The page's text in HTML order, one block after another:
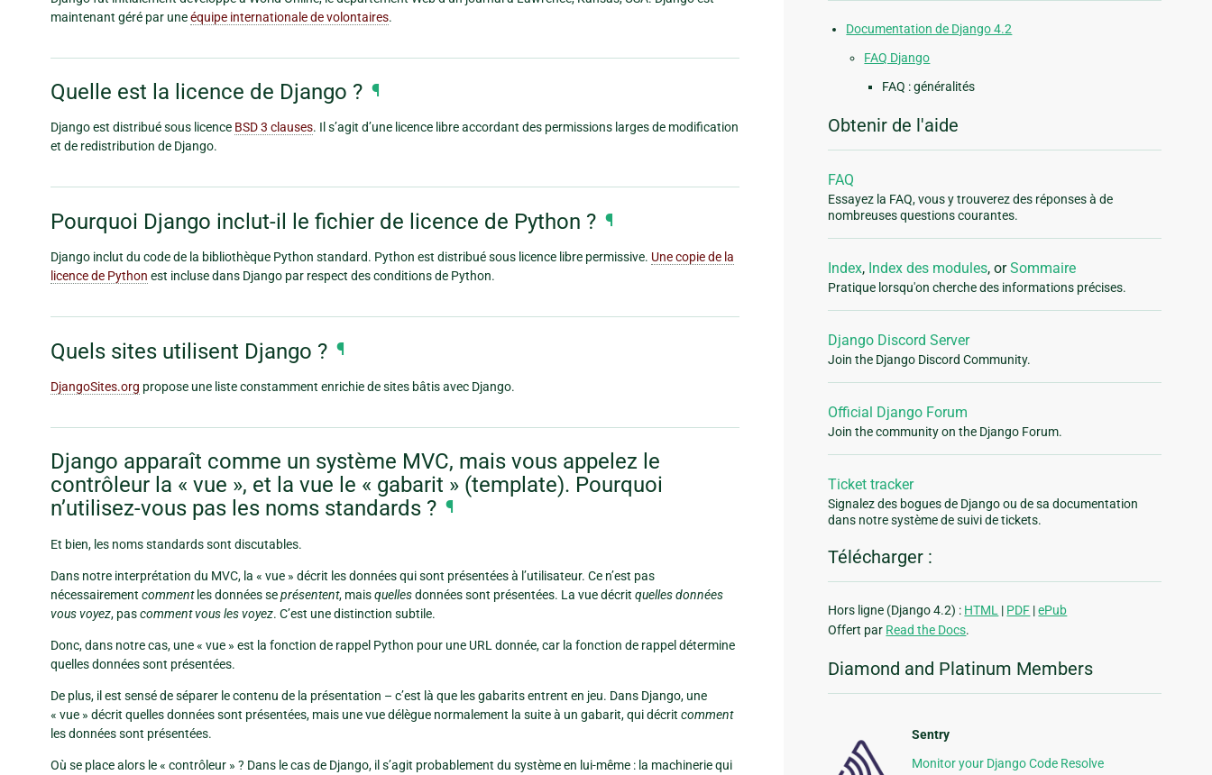
maintenant géré par uneéquipe internationale de volontaires.
Quelle est la licence de Django ? ¶
Django est distribué sous licence BSD 3 clauses. Il s’agit d’une licence libre accordant des permissions larges de modification
et de redistribution de Django.
Pourquoi Django inclut-il le fichier de licence de Python ? ¶
Django inclut du code de la bibliothèque Python standard. Python est distribué sous licence libre permissive. Une copie de la
licence de Python est incluse dans Django par respect des conditions de Python.
Quels sites utilisent Django ? ¶
DjangoSites.org propose une liste constamment enrichie de sites bâtis avec Django.
Django apparaît comme un système MVC, mais vous appelez le
contrôleur la « vue », et la vue le « gabarit » (template). Pourquoi
n’utilisez-vous pas les noms standards ? ¶
Et bien, les noms standards sont discutables.
Dans notre interprétation du MVC, la « vue » décrit les données qui sont présentées à l’utilisateur. Ce n’est pas
nécessairement commentles données seprésentent, maisquellesdonnées sont présentées. La vue décrit quelles données
vous voyez, pascomment vous les voyez. C’est une distinction subtile.
Donc, dans notre cas, une « vue » est la fonction de rappel Python pour une URL donnée, car la fonction de rappel détermine
quelles données sont présentées.
De plus, il est sensé de séparer le contenu de la présentation – c’est là que les gabarits entrent en jeu. Dans Django, une
« vue » décrit quelles données sont présentées, mais une vue délègue normalement la suite à un gabarit, qui décrit comment
les données sont présentées.
Où se place alors le « contrôleur » ? Dans le cas de Django, il s’agit probablement du système en lui-même : la machinerie qui
Documentation de Django 4.2
FAQ Django
FAQ : généralités
Obtenir de l'aide
FAQ
Essayez la FAQ, vous y trouverez des réponses à de
nombreuses questions courantes.
Index, Index des modules, orSommaire
Pratique lorsqu'on cherche des informations précises.
Django Discord Server
Join the Django Discord Community.
Official Django Forum
Join the community on the Django Forum.
Ticket tracker
Signalez des bogues de Django ou de sa documentation
dans notre système de suivi de tickets.
Télécharger :
Hors ligne (Django 4.2) : HTML | PDF |ePub
Offert par Read the Docs.
Diamond and Platinum Members
Sentry
Monitor your Django Code Resolve